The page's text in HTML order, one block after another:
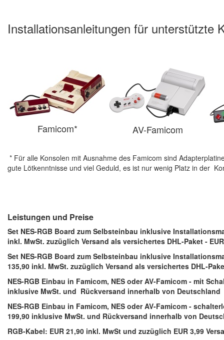
Installationsanleitungen für unterstützte
Famicom* AV-Famicom
* Für alle Konsolen mit Ausnahme des Famicom sind
gute Lötkenntnisse und viel Geduld, es ist nur wenig Platz in der
Leistungen und Preise
Set NES-RGB Board zum Selbsteinbau inklusive
inkl. MwSt. zuzüglich Versand als versichertes DHL-Paket -
Set NES-RGB Board zum Selbsteinbau inklusive
135,90 inkl. MwSt. zuzüglich Versand als versichertes DHL-
NES-RGB Einbau in Famicom, NES oder AV-Famicom - mit
inklusive MwSt. und Rückversand innerhalb von Deutschland
NES-RGB Einbau in Famicom, NES oder AV-Famicom -
199,90 inklusive MwSt. und Rückversand innerhalb von
RGB-Kabel: EUR 21,90 inkl. MwSt und zuzüglich EUR 3,99